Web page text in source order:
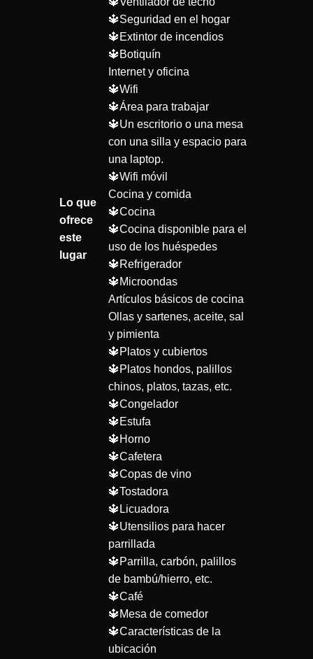
Lo que
ofrece
este
lugar
🔱Seguridad en el hogar
🔱Extintor de incendios
🔱Botiquín
Internet y oficina
🔱Wifi
🔱Área para trabajar
🔱Un escritorio o una mesa
con una silla y espacio para
una laptop.
🔱Wifi móvil
Cocina y comida
🔱Cocina
🔱Cocina disponible para el
uso de los huéspedes
🔱Refrigerador
🔱Microondas
Artículos básicos de cocina
Ollas y sartenes, aceite, sal
y pimienta
🔱Platos y cubiertos
🔱Platos hondos, palillos
chinos, platos, tazas, etc.
🔱Congelador
🔱Estufa
🔱Horno
🔱Cafetera
🔱Copas de vino
🔱Tostadora
🔱Licuadora
🔱Utensilios para hacer
parrillada
🔱Parrilla, carbón, palillos
de bambú/hierro, etc.
🔱Café
🔱Mesa de comedor
🔱Características de la
ubicación